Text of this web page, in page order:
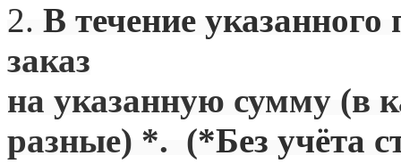
2. В течение указанного
заказ
на указанную сумму (в
разные) *. (*Без учёта